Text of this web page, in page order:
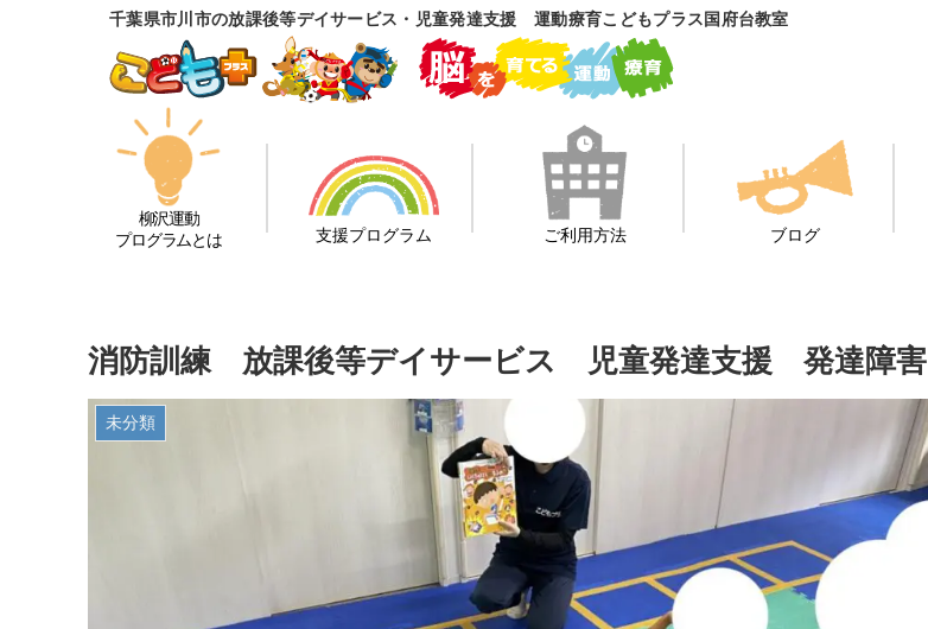
千葉県市川市の放課後等デイサービス・児童発達支援 運動療育こどもプラス国府台教室
柳沢運動
プログラムとは
支援プログラム ご利用方法 ブログ
消防訓練 放課後等デイサービス 児童発達支援 発達障害
未分類